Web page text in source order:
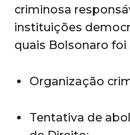
criminosa
instituições
quais Bolsonaro
Organização
Tentativa de